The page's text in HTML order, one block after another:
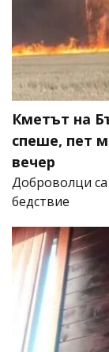
Кметът на
спеше, пет
вечер
Доброволци са
бедствие